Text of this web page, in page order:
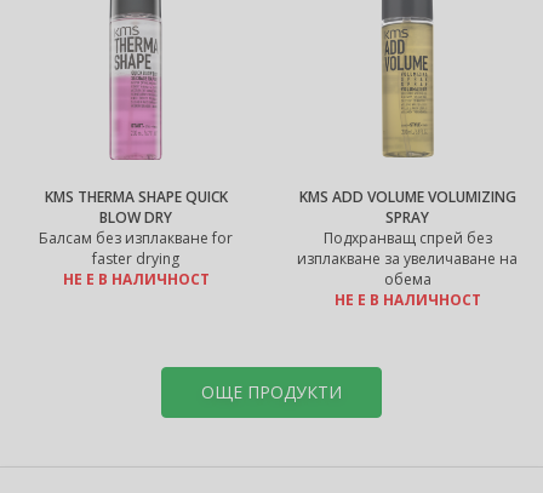
KMS THERMA SHAPE QUICK
BLOW DRY
Балсам без изплакване for
faster drying
НЕ Е В НАЛИЧНОСТ
KMS ADD VOLUME VOLUMIZING
SPRAY
Подхранващ спрей без
изплакване за увеличаване на
обема
НЕ Е В НАЛИЧНОСТ
ОЩЕ ПРОДУКТИ